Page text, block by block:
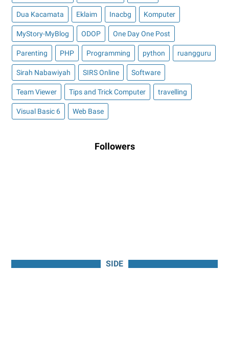
Dua Kacamata Eklaim Inacbg Komputer
MyStory-MyBlog ODOP One Day One Post
Parenting PHP Programming python ruangguru
Sirah Nabawiyah SIRS Online Software
Team Viewer Tips and Trick Computer travelling
Visual Basic 6 Web Base
Followers
SIDE